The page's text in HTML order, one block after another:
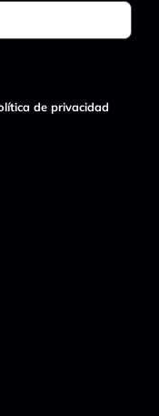
de privacidad